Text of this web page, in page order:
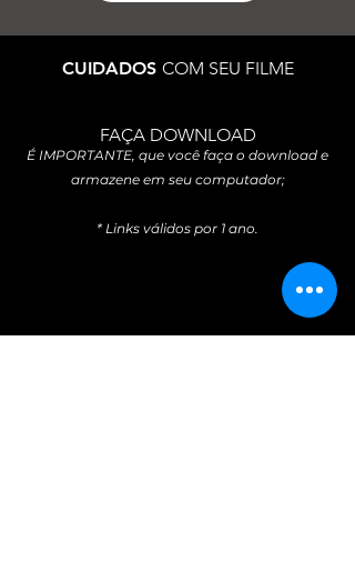
CUIDADOS COM SEU FILME
FAÇA DOWNLOAD
É IMPORTANTE, que você faça o download e
armazene em seu computador;
* Links válidos por 1 ano.